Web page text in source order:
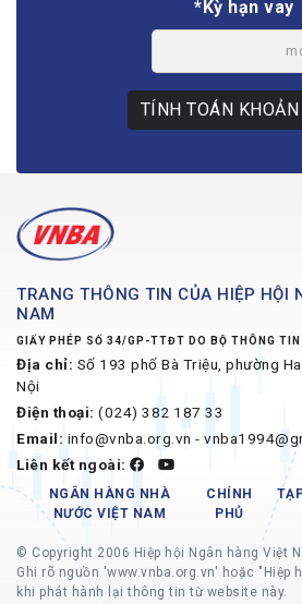
*Kỳ hạn vay
TÍNH TOÁN KHOẢN
TRANG THÔNG TIN CỦA HIỆP HỘI
NAM
GIẤY PHÉP SỐ 34/GP-TTĐT DO BỘ THÔNG TIN
Địa chỉ: Số 193 phố Bà Triệu, phường
Nội
Điện thoại: (024) 382 187 33
Email: info@vnba.org.vn -
Liên kết ngoài:
NGÂN HÀNG NHÀ
NƯỚC VIỆT NAM
CHÍNH
PHỦ
© Copyright 2006 Hiệp hội Ngân hàng Việt
Ghi rõ nguồn 'www.vnba.org.vn' hoặc "Hiệp
khi phát hành lại thông tin từ website này.